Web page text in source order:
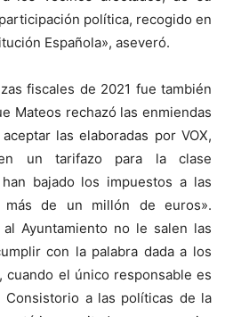
política, recogido en
Española», aseveró.
fiscales de 2021 fue también
Mateos rechazó las enmiendas
las elaboradas por VOX,
un tarifazo para la clase
bajado los impuestos a las
más de un millón de euros».
Ayuntamiento no le salen las
con la palabra dada a los
cuando el único responsable es
a las políticas de la